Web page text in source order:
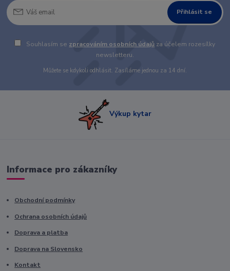
Přihlásit se
Souhlasím se zpracováním osobních údajů za účelem rozesílky
newsletteru.
Můžete se kdykoli odhlásit. Zasíláme jednou za 14 dní.
Výkup kytar
Informace pro zákazníky
Obchodní podmínky
Ochrana osobních údajů
Doprava a platba
Doprava na Slovensko
Kontakt